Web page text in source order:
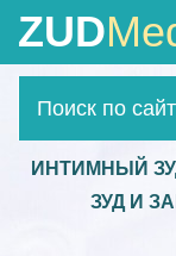
ZUD
ИНТИМНЫЙ
ЗУД И